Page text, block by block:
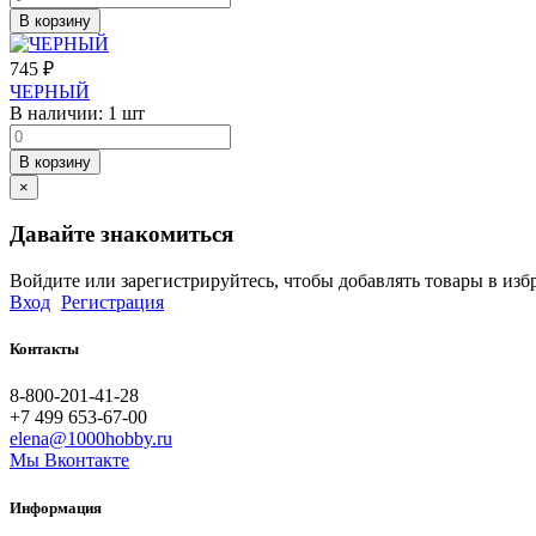
В корзину
745 ₽
ЧЕРНЫЙ
В наличии: 1 шт
В корзину
×
Давайте знакомиться
Войдите или зарегистрируйтесь, чтобы добавлять товары в
Вход Регистрация
Контакты
8-800-201-41-28
+7 499 653-67-00
elena@1000hobby.ru
Мы Вконтакте
Информация